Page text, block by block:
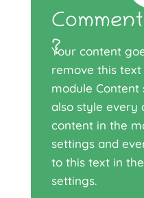
?
Your content
remove this
module Content
also style every
content in the
settings and
to this text in
settings.